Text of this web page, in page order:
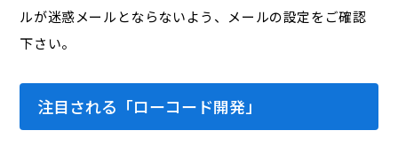
ルが迷惑メールとならないよう、メールの設定をご確認
下さい。
注目される「ローコード開発」